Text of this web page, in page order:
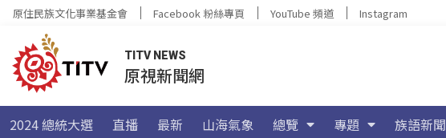
原住民族文化事業基金會 Facebook 粉絲專頁 YouTube 頻道 Instagram
TITV NEWS
原視新聞網
2024 總統大選 直播 最新 山海氣象 總覽 專題 族語新聞